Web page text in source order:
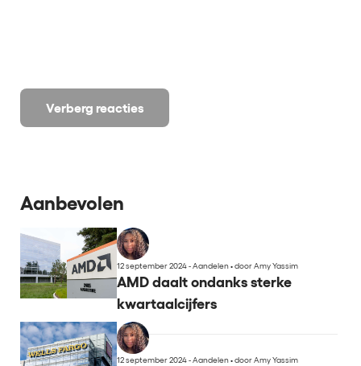
Verberg reacties
Aanbevolen
12 september 2024 - Aandelen•door Amy Yassim
AMD daalt ondanks sterke
kwartaalcijfers
12 september 2024 - Aandelen•door Amy Yassim